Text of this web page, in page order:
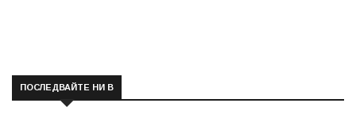
ПОСЛЕДВАЙТЕ НИ В